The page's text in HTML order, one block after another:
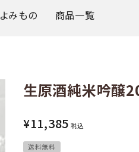
瓶容器
よみもの 商品一覧
生原酒純米吟醸
¥11,385 税込
送料無料